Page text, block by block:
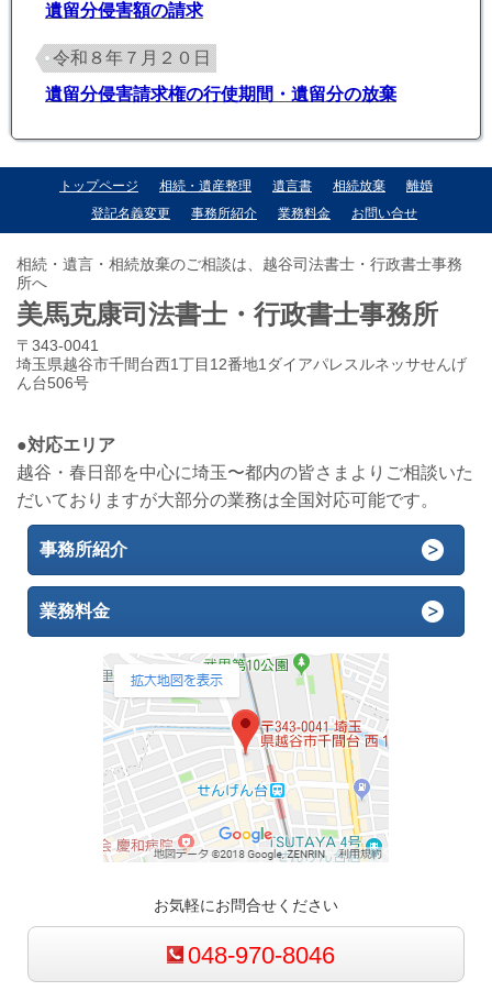
遺留分侵害額の請求
令和８年７月２０日
遺留分侵害請求権の行使期間・遺留分の放棄
トップページ 相続・遺産整理 遺言書 相続放棄
離婚
登記名義変更
事務所紹介 業務料金 お問い合せ
相続・遺言・相続放棄のご相談は、越谷司法書士・行政書士事務
所へ
美馬克康司法書士・行政書士事務所
〒343-0041
埼玉県越谷市千間台西1丁目12番地1ダイアパレスルネッサせんげ
ん台506号
●対応エリア
越谷・春日部を中心に埼玉〜都内の皆さまよりご相談いた
だいておりますが大部分の業務は全国対応可能です。
事務所紹介
業務料金
お気軽にお問合せください
048-970-8046